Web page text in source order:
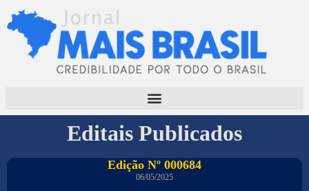
Editais Publicados
Edição Nº 000684
06/05/2025